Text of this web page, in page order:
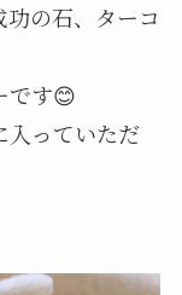
の石、ターコ
です😊
入っていただ